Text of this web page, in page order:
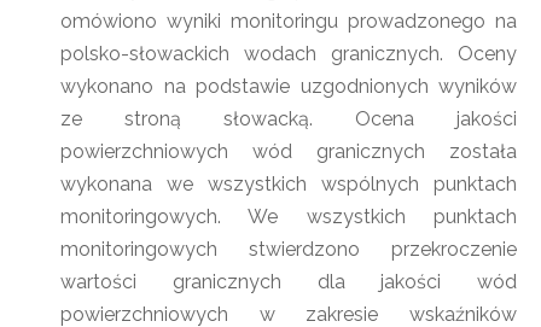
omówiono wyniki monitoringu prowadzonego na
polsko-słowackich wodach granicznych. Oceny
wykonano na podstawie uzgodnionych wyników
ze stroną słowacką. Ocena jakości
powierzchniowych wód granicznych została
wykonana we wszystkich wspólnych punktach
monitoringowych. We wszystkich punktach
monitoringowych stwierdzono przekroczenie
wartości granicznych dla jakości wód
powierzchniowych w zakresie wskaźników